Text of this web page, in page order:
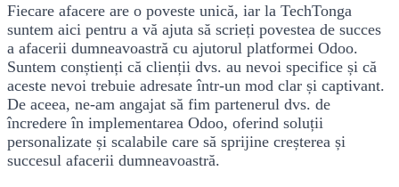
Fiecare afacere are o poveste unică, iar la TechTonga
suntem aici pentru a vă ajuta să sc​rieți povestea de succes
a afacerii dumneavoastră cu ajutorul platformei Odoo.
Suntem conștienți că clienții dvs. au nevoi specifice și că
aceste nevoi trebuie adresate într-un mod clar și captivant.
De aceea, ne-am angajat să fim partenerul dvs. de
încredere în implementarea Odoo, oferind soluții
personalizate și scalabile care să sprijine creșterea și
succesul afacerii dumneavoastră.